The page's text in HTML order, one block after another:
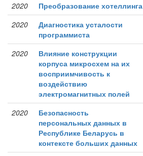
2020
Преобразование хотеллинга
2020
Диагностика усталости
программиста
2020
Влияние конструкции
корпуса микросхем на их
восприимчивость к
воздействию
электромагнитных полей
2020
Безопасность
персональных данных в
Республике Беларусь в
контексте больших данных